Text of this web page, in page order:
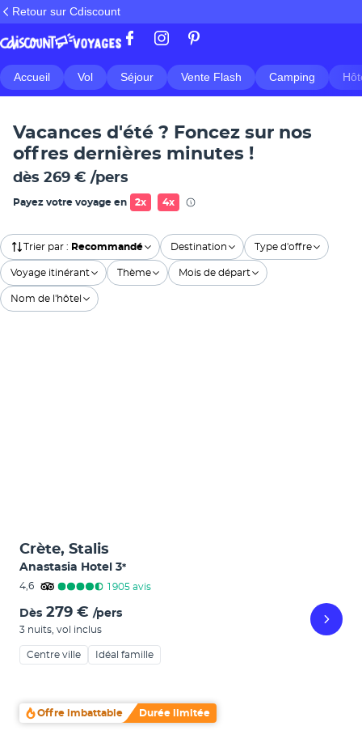
Retour sur Cdiscount
Accueil Vol Séjour Vente Flash Camping
Vacances d'été ? Foncez sur nos
offres dernières minutes !
dès 269 € /pers
Payez votre voyage en 2x 4x
Trier par : Recommandé Destination Type d'offre
Voyage itinérant Thème Mois de départ
Nom de l'hôtel
Crète, Stalis
Anastasia Hotel 3*
4,6 1 905 avis
Dès 279 € /pers
3 nuits vol inclus
Centre ville Idéal famille
Offre imbattable Durée limitée